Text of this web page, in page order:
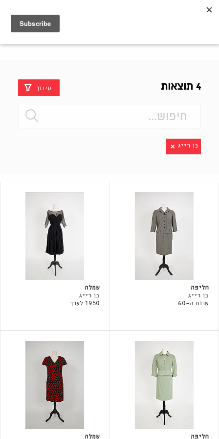
4 תוצאות סינון
בן רייג
חליפה
בן רייג
שנות ה-60
שמלה
בן רייג
1950 לערך
חליפה שמלה